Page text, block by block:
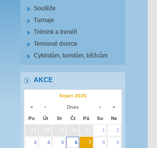
Soutěže
Turnaje
Trénink a trenéři
Tenisové dvorce
Cyklistům, turistům, běžcům
AKCE
Srpen 2026
« ‹ Dnes › »
Po Út St Čt Pá So Ne
27 29 30 31 1 2
3 4 5 6 7 8 9